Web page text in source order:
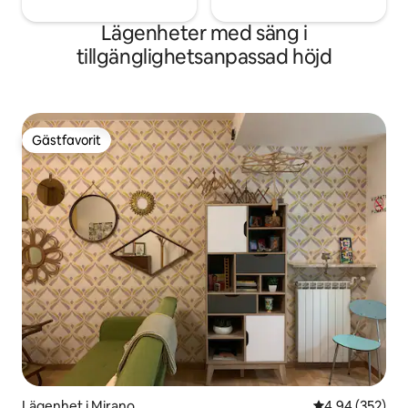
Lägenheter med säng i
tillgänglighetsanpassad höjd
Gästfavorit
Gästfavorit